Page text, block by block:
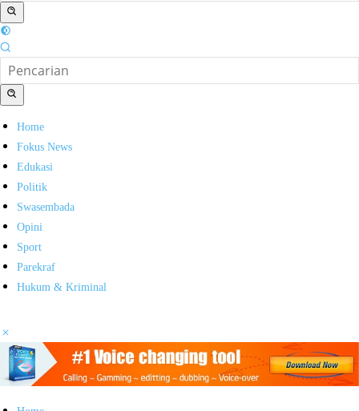
Home
Fokus News
Edukasi
Politik
Swasembada
Opini
Sport
Parekraf
Hukum & Kriminal